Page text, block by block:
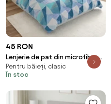
45 RON
Lenjerie de pat din microfibra
NARKEL colorată Dimensiune
lenjerie de pat: 70 x 90 cm | 140
Pentru băieți, clasic
În stoc